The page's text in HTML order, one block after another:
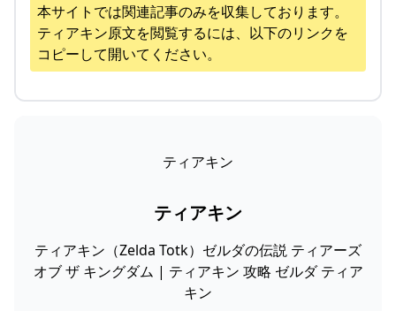
本サイトでは関連記事のみを収集しております。
ティアキン原文を閲覧するには、以下のリンクを
コピーして開いてください。
ティアキン
ティアキン
ティアキン（Zelda Totk）ゼルダの伝説 ティアーズ
オブ ザ キングダム | ティアキン 攻略 ゼルダ ティア
キン